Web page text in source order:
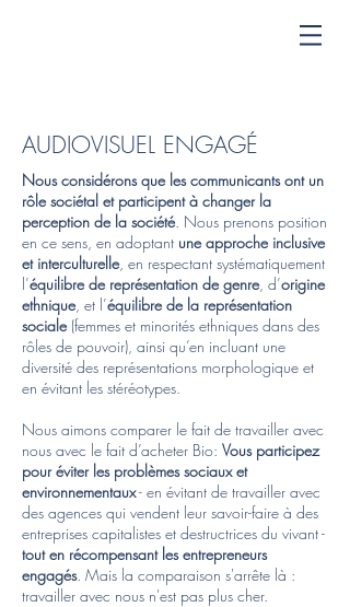
AUDIOVISUEL ENGAGÉ
Nous considérons que les communicants ont un
rôle sociétal et participent à changer la
perception de la société. Nous prenons position
en ce sens, en adoptant une approche inclusive
et interculturelle, en respectant systématiquement
l’équilibre de représentation de genre, d’origine
ethnique, et l’équilibre de la représentation
sociale (femmes et minorités ethniques dans des
rôles de pouvoir), ainsi qu’en incluant une
diversité des représentations morphologique et
en évitant les stéréotypes.
Nous aimons comparer le fait de travailler avec
nous avec le fait d’acheter Bio: Vous participez
pour éviter les problèmes sociaux et
environnementaux- en évitant de travailler avec
des agences qui vendent leur savoir-faire à des
entreprises capitalistes et destructrices du vivant -
tout en récompensant les entrepreneurs
engagés. Mais la comparaison s'arrête là :
travailler avec nous n'est pas plus cher.